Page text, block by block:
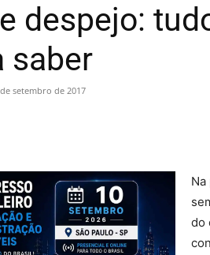
despejo:
saber
setembro de 2017
do